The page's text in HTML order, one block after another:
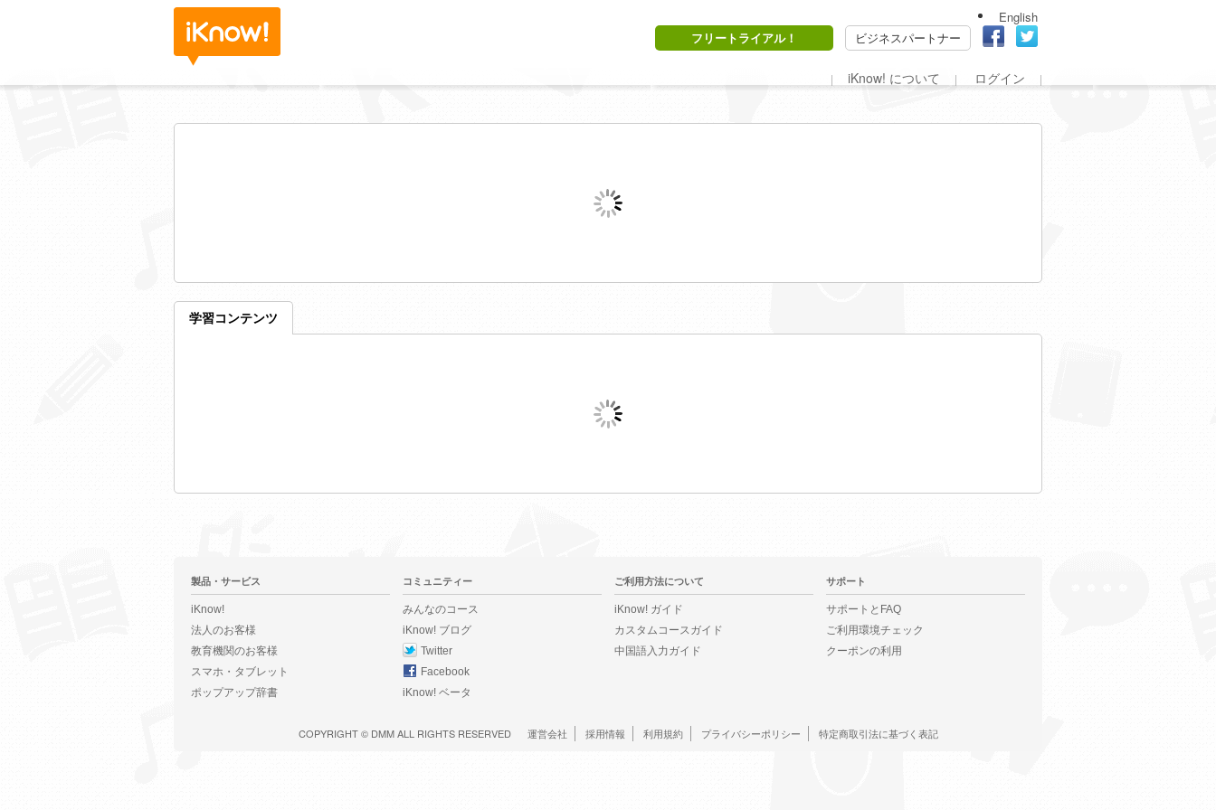
English
フリートライアル！
ビジネスパートナー
iKnow! について ログイン
学習コンテンツ
製品・サービス
iKnow!
法人のお客様
教育機関のお客様
スマホ・タブレット
ポップアップ辞書
コミュニティー
みんなのコース
iKnow! ブログ
Twitter
Facebook
iKnow! ベータ
ご利用方法について
iKnow! ガイド
カスタムコースガイド
中国語入力ガイド
サポート
サポートとFAQ
ご利用環境チェック
クーポンの利用
COPYRIGHT © DMMALL RIGHTS RESERVED 運営会社 採用情報 利用規約 プライバシーポリシー 特定商取引法に基づく表記